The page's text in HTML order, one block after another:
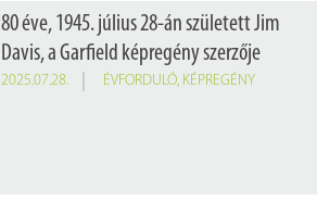
80 éve, 1945. július 28-án született Jim
Davis, a Garfield képregény szerzője
2025.07.28. ÉVFORDULÓ, KÉPREGÉNY